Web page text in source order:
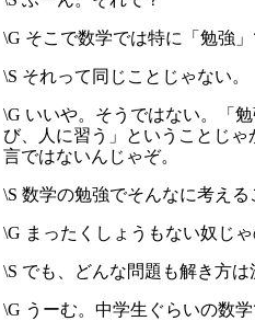
\G そこで数学では特に「勉強
\S それって同じことじゃない。
\G いいや。そうではない。「
び、人に習う」ということじ
言ではないんじゃぞ。
\S 数学の勉強でそんなに考え
\G まったくしょうもない奴じ
\S でも、どんな問題も解き方は
\G うーむ。中学生ぐらいの数